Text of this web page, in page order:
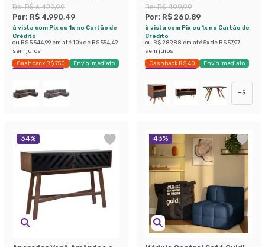
Marfim
De:R$ 6.429,99
Por: R$ 4.990,49
à vista com Pix ou 1x no Cartão de
Crédito
ou R$ 5.544,99 em até10x de R$ 554,49
sem juros
Cashback R$ 750
Envio Imediato
Economize 22%
Amêndoa
De:R$ 499,99
Por: R$ 260,89
à vista com Pix ou 1x no Cartão de
Crédito
ou R$ 289,88 em até5x de R$ 57,97
sem juros
Cashback R$ 40
Envio Imediato
Exclusivo Mobly
+9
34% 43%